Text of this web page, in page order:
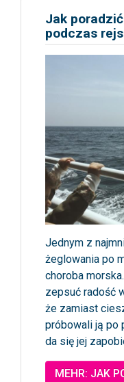
Jak
podczas
Jednym z
żeglowania po
choroba
zepsuć radość
że zamiast
próbowali ją po
da się jej
MEHR: JAK